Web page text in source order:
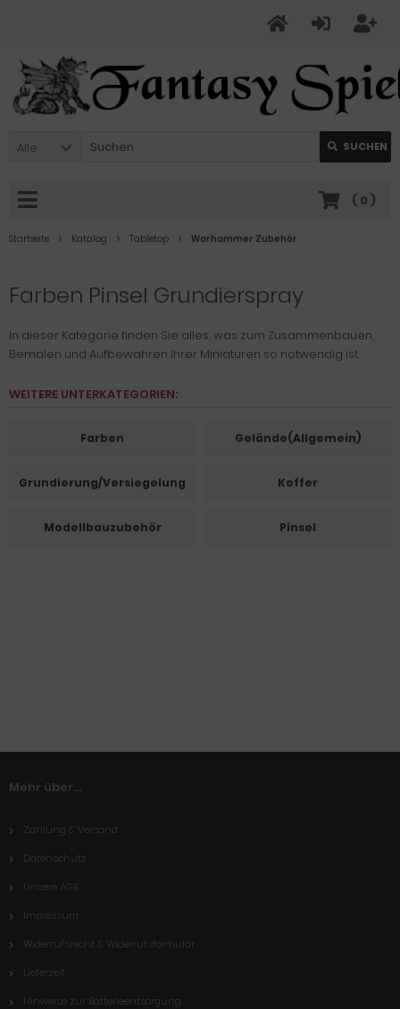
Alle SUCHEN
( 0 )
Startseite Katalog Tabletop Warhammer Zubehör
Farben Pinsel Grundierspray
In dieser Kategorie finden Sie alles, was zum Zusammenbauen,
Bemalen und Aufbewahren Ihrer Miniaturen so notwendig ist.
WEITERE UNTERKATEGORIEN:
Farben Gelände(Allgemein)
Grundierung/Versiegelung Koffer
Modellbauzubehör Pinsel
Mehr über...
Zahlung & Versand
Datenschutz
Unsere AGB
Impressum
Widerrufsrecht & Widerrufsformular
Lieferzeit
Hinweise zur Batterieentsorgung